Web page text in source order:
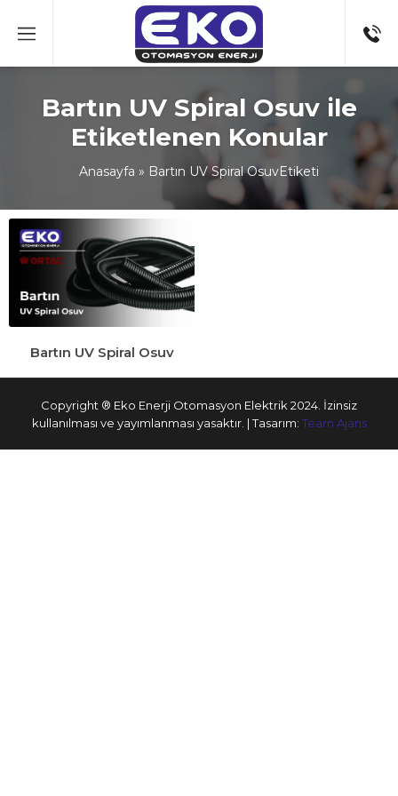
Bartın UV Spiral Osuv ile
Etiketlenen Konular
Anasayfa » Bartın UV Spiral OsuvEtiketi
Bartın UV Spiral Osuv
Copyright ® Eko Enerji Otomasyon Elektrik 2024. İzinsiz
kullanılması ve yayımlanması yasaktır. | Tasarım: Team Ajans